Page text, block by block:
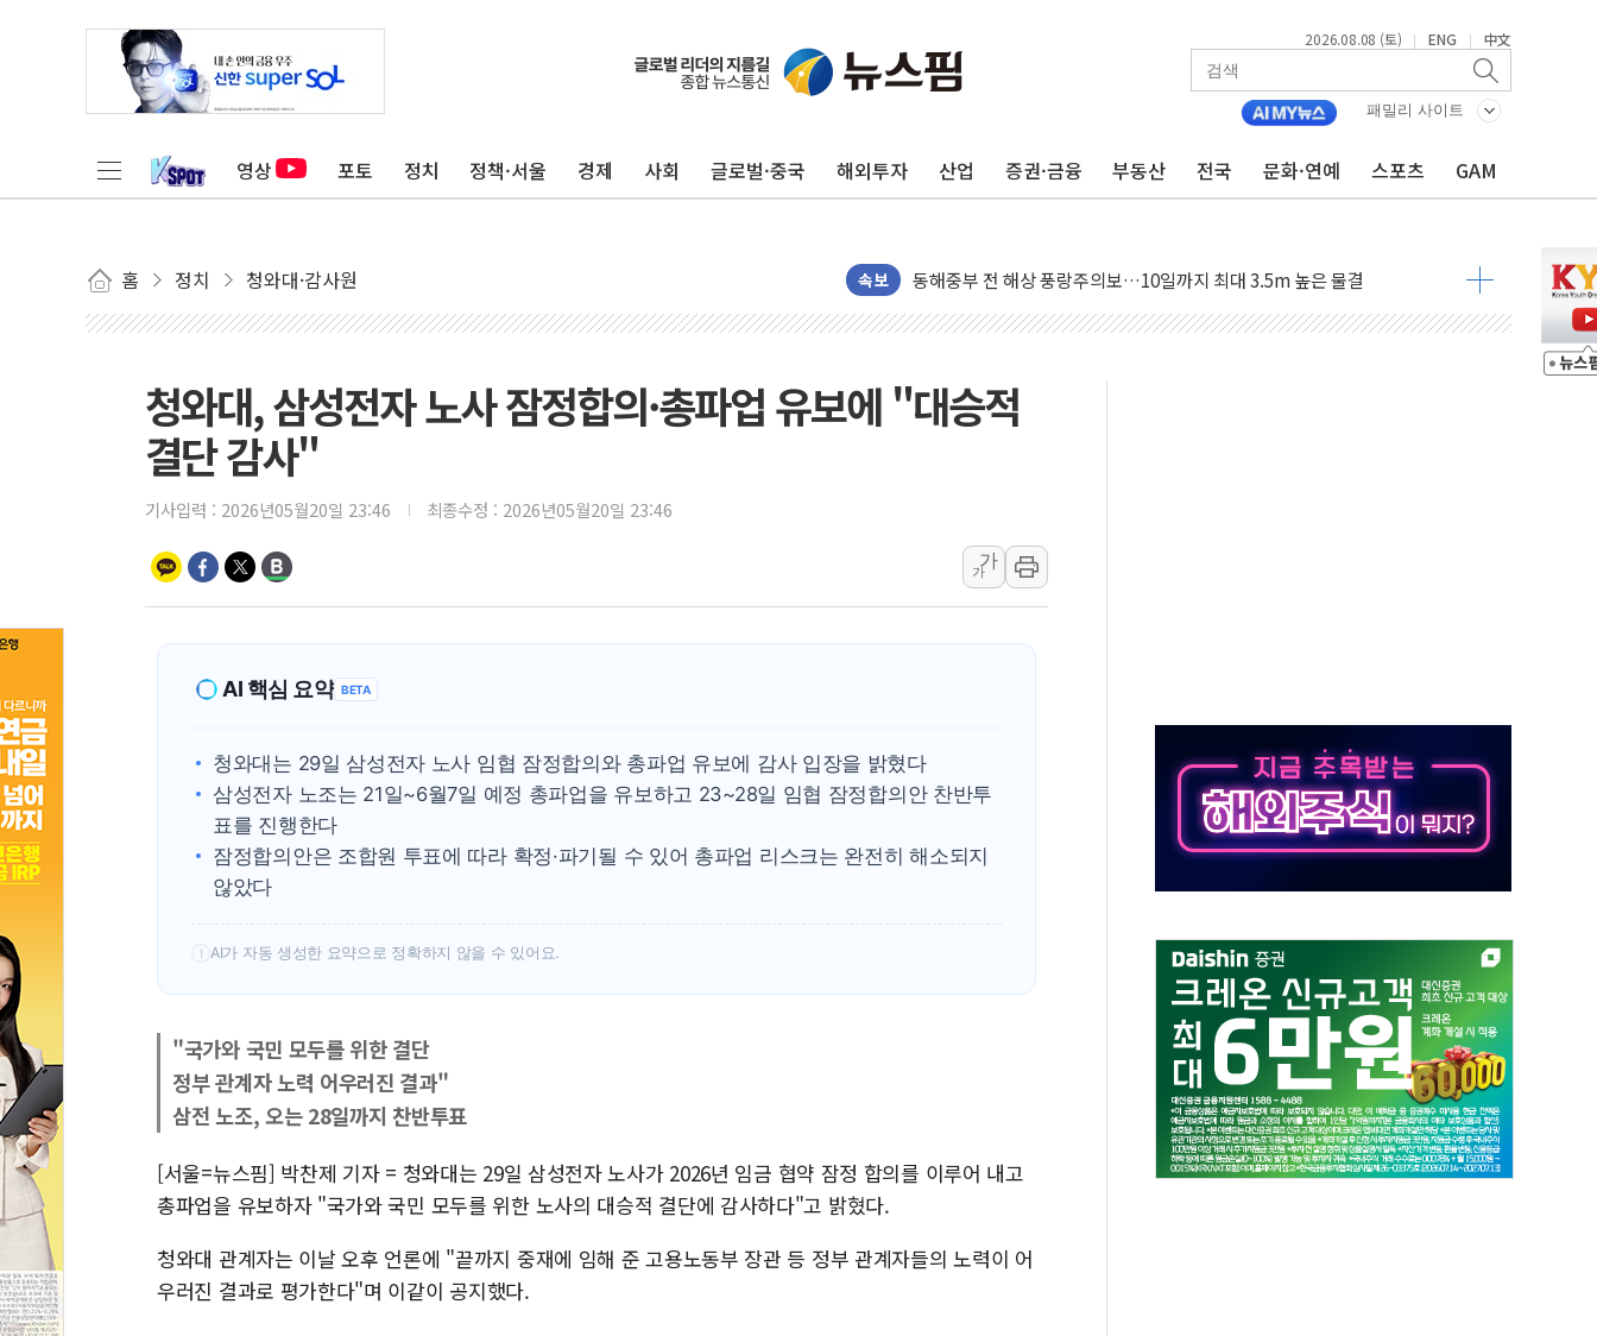
2026.08.08 (토) | ENG | 中文
패밀리 사이트
영상 포토 정치 정책·서울 경제 사회 글로벌·중국 해외투자 산업 증권·금융 부동산 전국 문화·연예 스포츠 GAM
홈 정치 청와대·감사원 속보
'화합' 꺼낸 김민석에 '뻔뻔' 받아친 정청래…제주 연설서 신경전 고조
연일 폭염에 온열질환 사망 23명…정부, 비상대응기구 가동
中 전방위 아파트 부양, 수도 베이징도 부동산 규제 철폐
동해시, 11~14일 '별똥별 멍' 운영…페르세우스 유성우 관측
강원 중·남부 동해안 시간당 50mm 이상 폭우…호우경보 발효
李대통령, 'ISA·주가누르기 방지법' 전면 재검토 지시
'호우 특보' 경북 울진 시간당 20~30mm 강한 비...가뭄 해소될 듯
주말 무더위·열대야 지속…내륙 곳곳 소나기
오세훈 "용산공원 주택 검토, 민주당 스스로 원칙 뒤집는 것"
10월 보완수사권 폐지·공소청 출범…피해자들 '범죄 사각지대' 우려
한상협, 업계 개인정보 보안 새판 짠다…'자율규제단체' 타진
민주당, 오늘 제주·인천 경선 발표...김민석 '재역전' vs 정청래 '격차 확대'
뉴욕증시, 고용 쇼크에 금리 인상 우려 후퇴…S&P500 최고치
트럼프, 쿡 연준 이사 해임 재추진…"26일까지 의혹 소명" 요구
청와대, 삼성전자 노사 잠정합의·총파업 유보에 "대승적
결단 감사"
기사입력 : 2026년05월20일 23:46 최종수정 : 2026년05월20일 23:46
가
가
AI 핵심 요약 BETA
청와대는 29일 삼성전자 노사 임협 잠정합의와 총파업 유보에 감사 입장을 밝혔다
삼성전자 노조는 21일~6월7일 예정 총파업을 유보하고 23~28일 임협 잠정합의안 찬반투
표를 진행한다
잠정합의안은 조합원 투표에 따라 확정·파기될 수 있어 총파업 리스크는 완전히 해소되지
않았다
! AI가 자동 생성한 요약으로 정확하지 않을 수 있어요.
"국가와 국민 모두를 위한 결단
정부 관계자 노력 어우러진 결과"
삼전 노조, 오는 28일까지 찬반투표
[서울=뉴스핌] 박찬제 기자 = 청와대는 29일 삼성전자 노사가 2026년 임금 협약 잠정 합의를 이루어 내고
총파업을 유보하자 "국가와 국민 모두를 위한 노사의 대승적 결단에 감사하다"고 밝혔다.
청와대 관계자는 이날 오후 언론에 "끝까지 중재에 임해 준 고용노동부 장관 등 정부 관계자들의 노력이 어
우러진 결과로 평가한다"며 이같이 공지했다.